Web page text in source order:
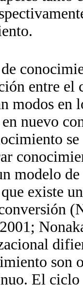
entre
modos
nuevo
modelo
existe
son
El ciclo